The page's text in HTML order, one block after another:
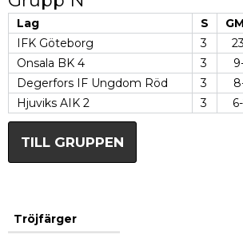
Lag S
IFK Göteborg
3
Onsala BK 4
3
Degerfors IF Ungdom Röd
3
Hjuviks AIK 2
3
TILL GRUPPEN
Tröjfärger